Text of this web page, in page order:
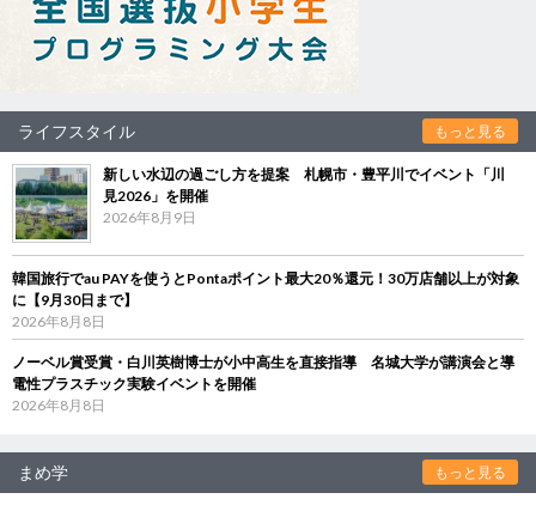
ライフスタイル もっと見る
新しい水辺の過ごし方を提案 札幌市・豊平川でイベント「川
見2026」を開催
2026年8月9日
韓国旅行でau PAYを使うとPontaポイント最大20％還元！30万店舗以上が対象
に【9月30日まで】
2026年8月8日
ノーベル賞受賞・白川英樹博士が小中高生を直接指導 名城大学が講演会と導
電性プラスチック実験イベントを開催
2026年8月8日
まめ学 もっと見る